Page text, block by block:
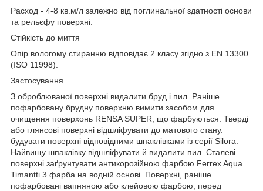
Расход - 4-8 кв.м/л залежно від поглинальної здатності основи
та рельєфу поверхні.
Стійкість до миття
Опір вологому стиранню відповідає 2 класу згідно з EN 13300
(ISO 11998).
Застосування
З оброблюваної поверхні видалити бруд і пил. Раніше
пофарбовану брудну поверхню вимити засобом для
очищення поверхонь RENSA SUPER, що фарбуються. Тверді
або глянсові поверхні відшліфувати до матового стану.
будувати поверхні відповідними шпаклівками із серії Silora.
Найвищу шпаклівку відшліфувати й видалити пил. Сталеві
поверхні заґрунтувати антикорозійною фарбою Ferrex Aqua.
Timantti 3 фарба на водній основі. Поверхні, раніше
пофарбовані вапняною або клейовою фарбою, перед